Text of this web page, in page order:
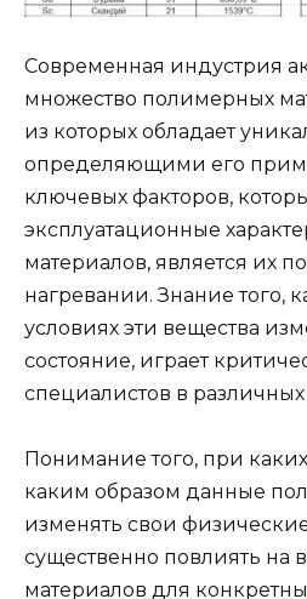
Современная индустрия
множество полимерных
из которых обладает
определяющими его
ключевых факторов,
эксплуатационные
материалов, является их
нагревании. Знание того,
условиях эти вещества
состояние, играет
специалистов в различных
Понимание того, при
каким образом данные
изменять свои
существенно повлиять на
материалов для